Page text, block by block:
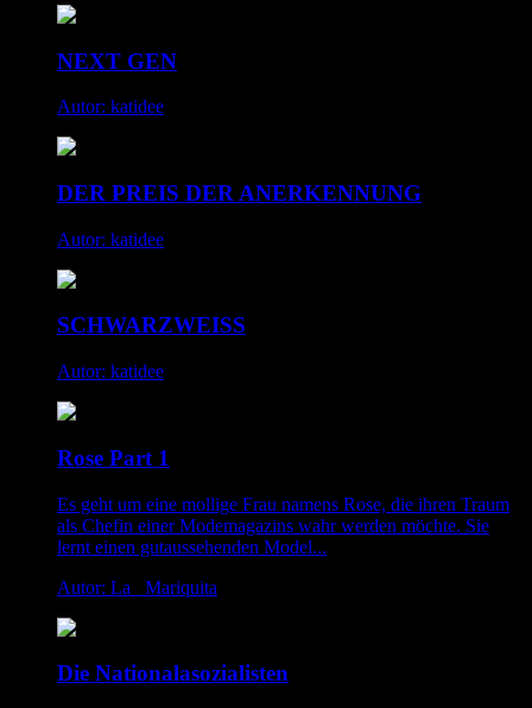
NEXT GEN
Autor: katidee
DER PREIS DER ANERKENNUNG
Autor: katidee
SCHWARZWEISS
Autor: katidee
Rose Part 1
Es geht um eine mollige Frau namens Rose, die ihren Traum
als Chefin einer Modemagazins wahr werden möchte. Sie
lernt einen gutaussehenden Model...
Autor: La _Mariquita
Die Nationalasozialisten